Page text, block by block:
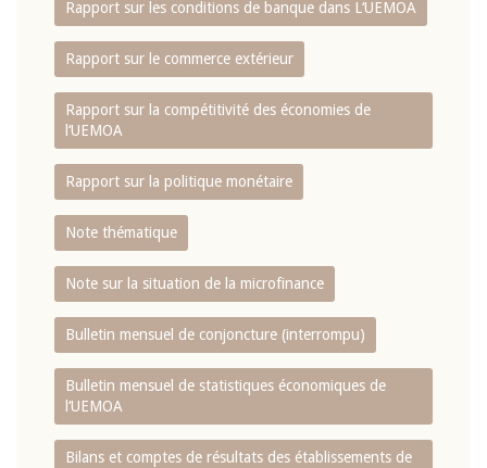
Rapport sur les conditions de banque dans L‘UEMOA
Rapport sur le commerce extérieur
Rapport sur la compétitivité des économies de
l‘UEMOA
Rapport sur la politique monétaire
Note thématique
Note sur la situation de la microfinance
Bulletin mensuel de conjoncture (interrompu)
Bulletin mensuel de statistiques économiques de
l‘UEMOA
Bilans et comptes de résultats des établissements de